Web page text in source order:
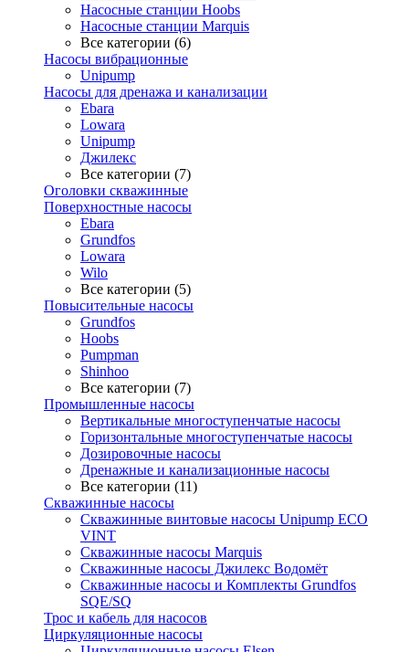
Насосные станции Hoobs
Насосные станции Marquis
Все категории (6)
Насосы вибрационные
Unipump
Насосы для дренажа и канализации
Ebara
Lowara
Unipump
Джилекс
Все категории (7)
Оголовки скважинные
Поверхностные насосы
Ebara
Grundfos
Lowara
Wilo
Все категории (5)
Повысительные насосы
Grundfos
Hoobs
Pumpman
Shinhoo
Все категории (7)
Промышленные насосы
Вертикальные многоступенчатые насосы
Горизонтальные многоступенчатые насосы
Дозировочные насосы
Дренажные и канализационные насосы
Все категории (11)
Скважинные насосы
Скважинные винтовые насосы Unipump ECO
VINT
Скважинные насосы Marquis
Скважинные насосы Джилекс Водомёт
Скважинные насосы и Комплекты Grundfos
SQE/SQ
Трос и кабель для насосов
Циркуляционные насосы